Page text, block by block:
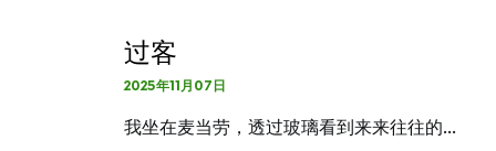
过客
2025年11月07日
我坐在麦当劳，透过玻璃看到来来往往的…